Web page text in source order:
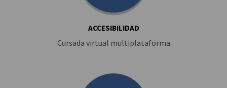
ACCESIBILIDAD
Cursada virtual multiplataforma